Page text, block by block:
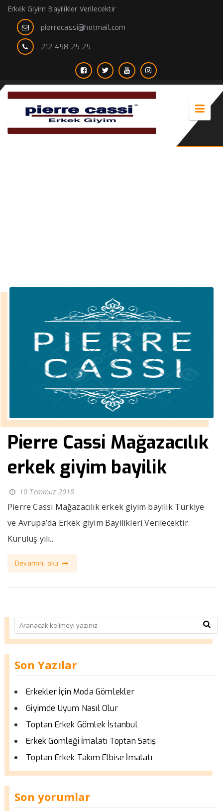
Erkek Giyim Bayilikler Verilecektir
pierrecassi@hotmail.com
212 458 25 25
Pierre Cassi Mağazacılık
erkek giyim bayilik
10 Temmuz 2018
Pierre Cassi Mağazacılık erkek giyim bayilik Türkiye
ve Avrupa’da Erkek giyim Bayilikleri Verilecektir.
Kuruluş yılı...
Devamını oku
Son Yazılar
Erkekler İçin Moda Gömlekler
Giyimde Uyum Nasıl Olur
Toptan Erkek Gömlek İstanbul
Erkek Gömleği İmalatı Toptan Satış
Toptan Erkek Takım Elbise İmalatı
Son yorumlar